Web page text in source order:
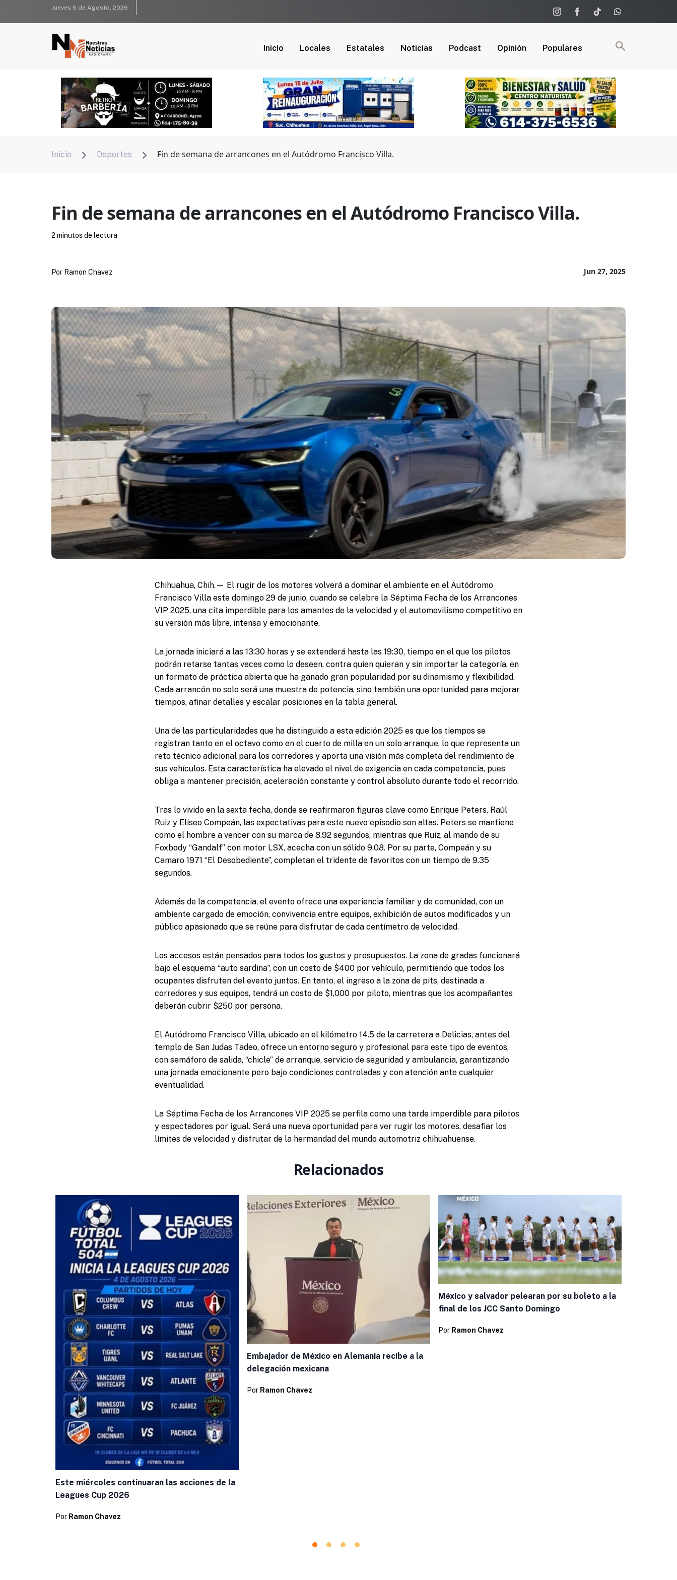
Jueves 6 de Agosto, 2026
Inicio Locales Estatales Noticias Podcast Opinión Populares
Inicio  Deportes  Fin de semana de arrancones en el Autódromo Francisco Villa.
Fin de semana de arrancones en el Autódromo Francisco Villa.
Jun 27, 2025
Por Ramon Chavez
2 minutos de lectura
Chihuahua, Chih.— El rugir de los motores volverá a dominar el ambiente en el Autódromo
Francisco Villa este domingo 29 de junio, cuando se celebre la Séptima Fecha de los Arrancones
VIP 2025, una cita imperdible para los amantes de la velocidad y el automovilismo competitivo en
su versión más libre, intensa y emocionante.
La jornada iniciará a las 13:30 horas y se extenderá hasta las 19:30, tiempo en el que los pilotos
podrán retarse tantas veces como lo deseen, contra quien quieran y sin importar la categoría, en
un formato de práctica abierta que ha ganado gran popularidad por su dinamismo y flexibilidad.
Cada arrancón no solo será una muestra de potencia, sino también una oportunidad para mejorar
tiempos, afinar detalles y escalar posiciones en la tabla general.
Una de las particularidades que ha distinguido a esta edición 2025 es que los tiempos se
registran tanto en el octavo como en el cuarto de milla en un solo arranque, lo que representa un
reto técnico adicional para los corredores y aporta una visión más completa del rendimiento de
sus vehículos. Esta característica ha elevado el nivel de exigencia en cada competencia, pues
obliga a mantener precisión, aceleración constante y control absoluto durante todo el recorrido.
Tras lo vivido en la sexta fecha, donde se reafirmaron figuras clave como Enrique Peters, Raúl
Ruiz y Eliseo Compeán, las expectativas para este nuevo episodio son altas. Peters se mantiene
como el hombre a vencer con su marca de 8.92 segundos, mientras que Ruiz, al mando de su
Foxbody “Gandalf” con motor LSX, acecha con un sólido 9.08. Por su parte, Compeán y su
Camaro 1971 “El Desobediente”, completan el tridente de favoritos con un tiempo de 9.35
segundos.
Además de la competencia, el evento ofrece una experiencia familiar y de comunidad, con un
ambiente cargado de emoción, convivencia entre equipos, exhibición de autos modificados y un
público apasionado que se reúne para disfrutar de cada centímetro de velocidad.
Los accesos están pensados para todos los gustos y presupuestos. La zona de gradas funcionará
bajo el esquema “auto sardina”, con un costo de $400 por vehículo, permitiendo que todos los
ocupantes disfruten del evento juntos. En tanto, el ingreso a la zona de pits, destinada a
corredores y sus equipos, tendrá un costo de $1,000 por piloto, mientras que los acompañantes
deberán cubrir $250 por persona.
El Autódromo Francisco Villa, ubicado en el kilómetro 14.5 de la carretera a Delicias, antes del
templo de San Judas Tadeo, ofrece un entorno seguro y profesional para este tipo de eventos,
con semáforo de salida, “chicle” de arranque, servicio de seguridad y ambulancia, garantizando
una jornada emocionante pero bajo condiciones controladas y con atención ante cualquier
eventualidad.
La Séptima Fecha de los Arrancones VIP 2025 se perfila como una tarde imperdible para pilotos
y espectadores por igual. Será una nueva oportunidad para ver rugir los motores, desafiar los
límites de velocidad y disfrutar de la hermandad del mundo automotriz chihuahuense.
Relacionados
Este miércoles continuaran las acciones de la
Leagues Cup 2026
Por Ramon Chavez
Embajador de México en Alemania recibe a la
delegación mexicana
Por Ramon Chavez
México y salvador pelearan por su boleto a la
final de los JCC Santo Domingo
Por Ramon Chavez